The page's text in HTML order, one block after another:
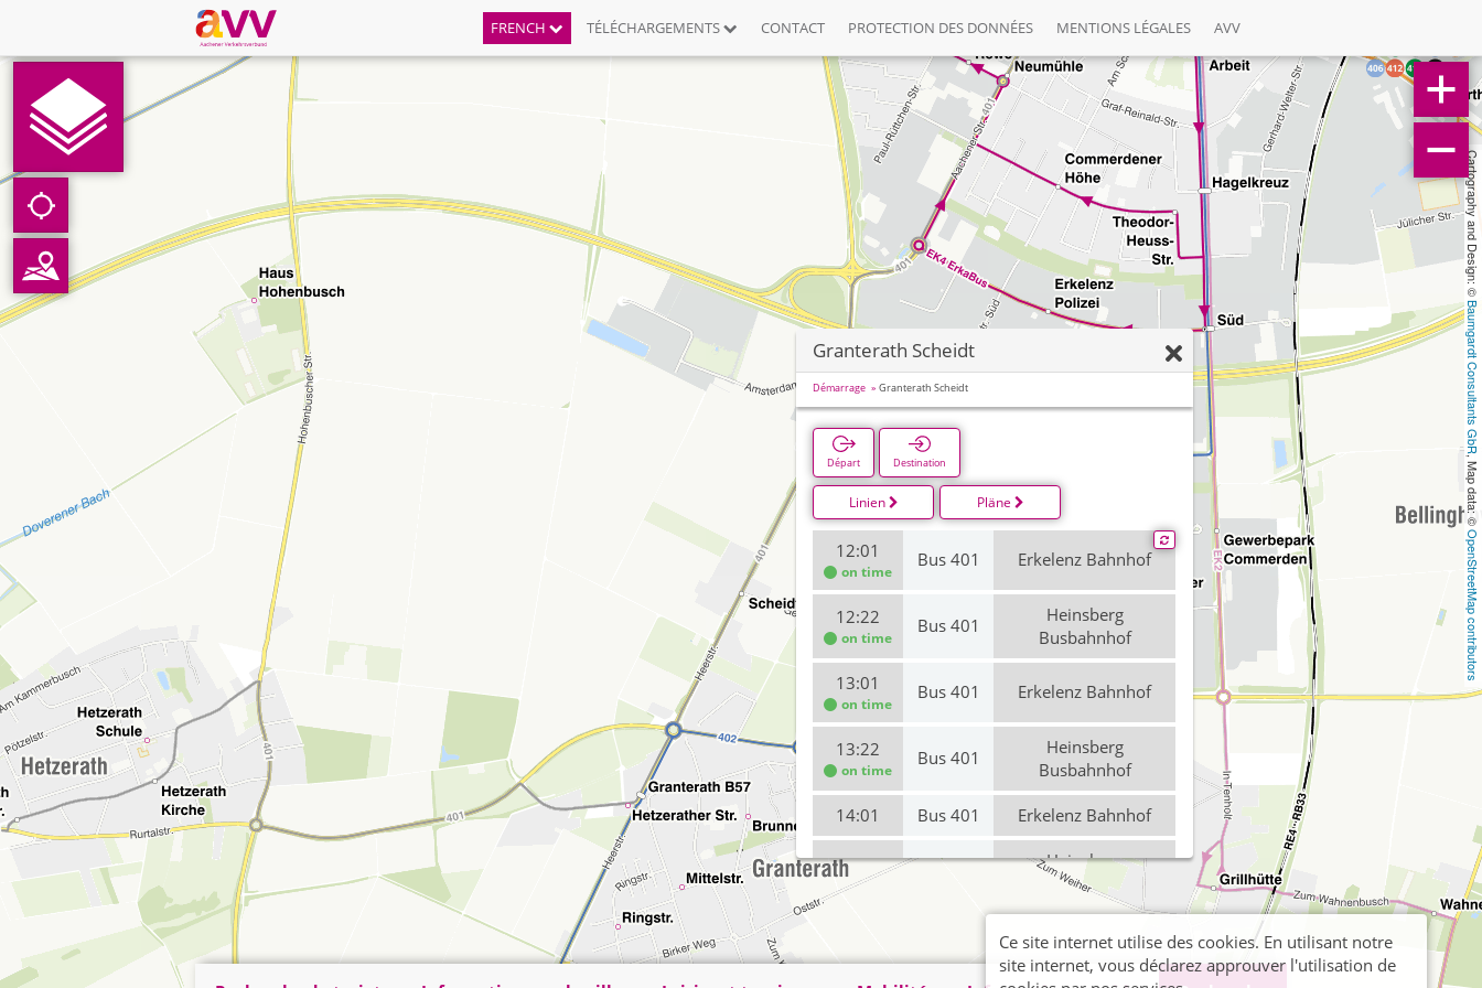
FRENCH TÉLÉCHARGEMENTS CONTACT PROTECTION DES DONNÉES MENTIONS LÉGALES AVV
Cartography and Design: ©
Baumgardt Consultants GbR
, Map data: ©
OpenStreetMap contributors
Granterath Scheidt
Démarrage Granterath Scheidt
Départ Destination
Linien Pläne
12:01
on time
Bus 401 Erkelenz Bahnhof
12:22
on time
Bus 401
Heinsberg
Busbahnhof
13:01
on time
Bus 401 Erkelenz Bahnhof
13:22
on time
Bus 401
Heinsberg
Busbahnhof
14:01 Bus 401 Erkelenz Bahnhof
14:22
Heinsberg
Busbahnhof
Ce site internet utilise des cookies. En utilisant notre
site internet, vous déclarez approuver l'utilisation de